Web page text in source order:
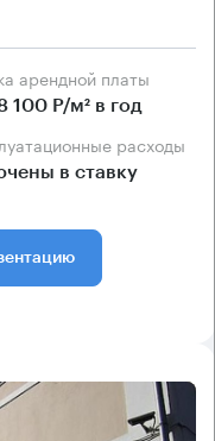
арендной платы
100 Р/м² в год
расходы
в ставку